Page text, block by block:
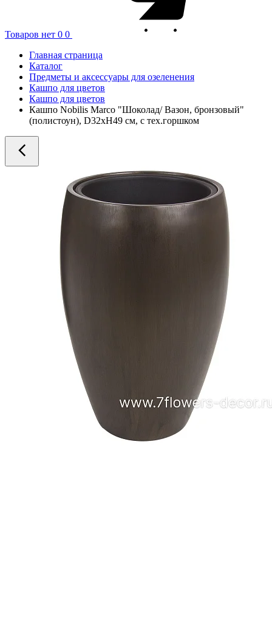
Товаров нет 0 0
Главная страница
Каталог
Предметы и аксессуары для озеленения
Кашпо для цветов
Кашпо для цветов
Кашпо Nobilis Marco "Шоколад/ Вазон, бронзовый"
(полистоун), D32xH49 см, с тех.горшком